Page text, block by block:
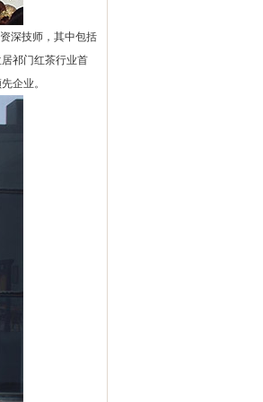
深技师，其中包括
祁门红茶行业首
企业。